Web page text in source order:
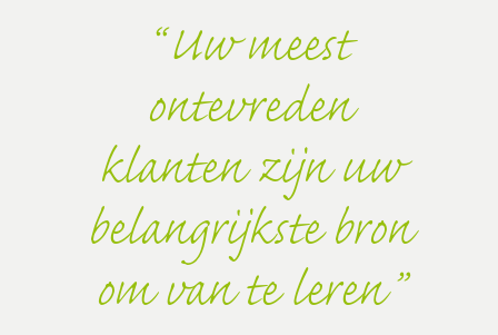
Uw meest
ontevreden
klanten zijn uw
belangrijkste bron
om van te leren